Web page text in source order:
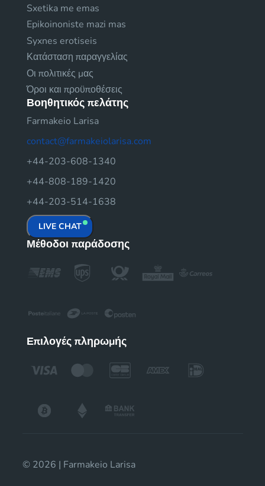
Sxetika me emas
Epikoinoniste mazi mas
Syxnes erotiseis
Κατάσταση παραγγελίας
Οι πολιτικές μας
Όροι και προϋποθέσεις
Βοηθητικός πελάτης
Farmakeio Larisa
contact@farmakeiolarisa.com
+44-203-608-1340
+44-808-189-1420
+44-203-514-1638
LIVE CHAT
Μέθοδοι παράδοσης
Επιλογές πληρωμής
© 2026 | Farmakeio Larisa